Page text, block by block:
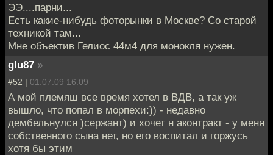
ЭЭ....парни...
Есть какие-нибудь фоторынки в Москве? Со старой
техникой там...
Мне объектив Гелиос 44м4 для монокля нужен.
glu87 »
#52 | 01.07.09 16:09
А мой племяш все время хотел в ВДВ, а так уж
вышло, что попал в морпехи:)) - недавно
дембельнулся )сержант) и хочет н аконтракт - у меня
собственного сына нет, но его воспитал и горжусь
хотя бы этим